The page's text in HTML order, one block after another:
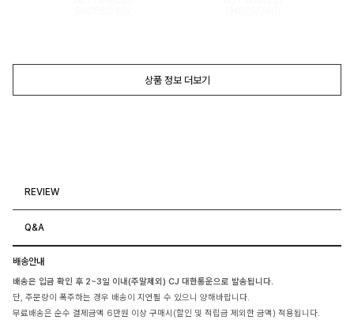
상품 정보 더보기
REVIEW
Q&A
배송안내
배송은 입금 확인 후 2~3일 이내(주말제외) CJ 대한통운으로 발송됩니다.
단, 주문량이 폭주하는 경우 배송이 지연될 수 있으니 양해바랍니다.
무료배송은 순수 결제금액 6만원 이상 구매시(할인 및 적립금 제외한 금액) 적용됩니다.